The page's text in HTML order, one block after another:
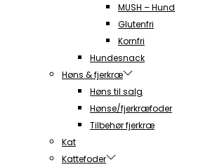
MUSH – Hund
Glutenfri
Kornfri
Hundesnack
Høns & fjerkræ
Høns til salg
Hønse/fjerkræfoder
Tilbehør fjerkræ
Kat
Kattefoder